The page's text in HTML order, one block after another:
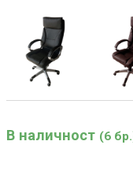
В наличност (6